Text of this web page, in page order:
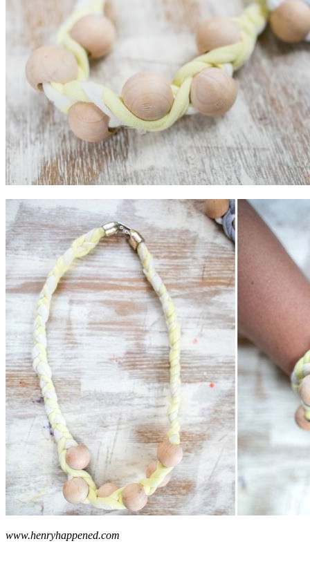
www.henryhappened.com